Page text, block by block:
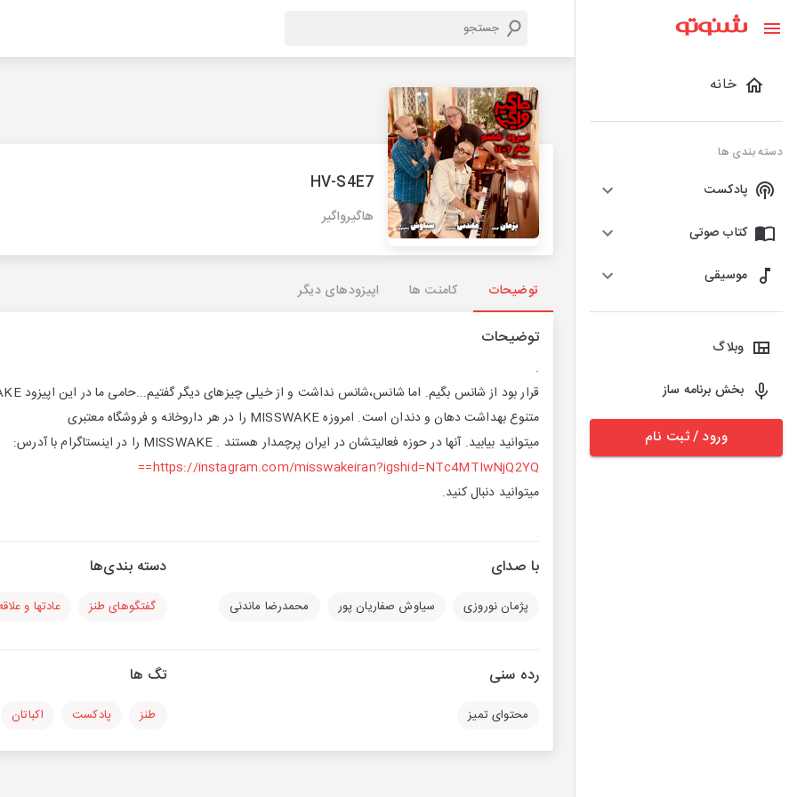
خانه
دسته بندی ها
پادکست
کتاب صوتی
موسیقی
وبلاگ
بخش برنامه ساز
ورود / ثبت نام
HV-S4E7
هاگیرواگیر
توضیحات کامنت ها اپیزودهای دیگر
توضیحات
.
متنوع بهداشت دهان و دندان است. امروزه MISSWAKE را در هر داروخانه و فروشگاه معتبری
میتوانید بیابید. آنها در حوزه فعالیتشان در ایران پرچمدار هستند . MISSWAKE را در اینستاگرام با آدرس:
https://instagram.com/misswakeiran?igshid=NTc4MTIwNjQ2YQ==
میتوانید دنبال کنید.
با صدای
پژمان نوروزی سیاوش صفاریان پور محمدرضا ماندنی
دسته بندی‌ها
گفتگوهای طنز عادتها و
رده سنی
محتوای تمیز
تگ ها
طنز پادکست اکباتان